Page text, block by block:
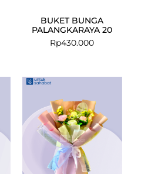
BUKET BUNGA
PALANGKARAYA 20
Rp430.000
Rp499.000.
is:
Rp377.000.